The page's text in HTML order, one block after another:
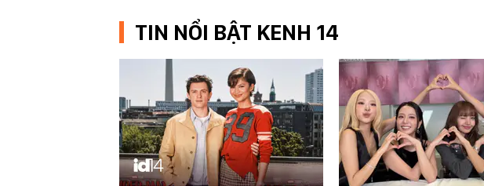
TIN NỔI BẬT KENH 14